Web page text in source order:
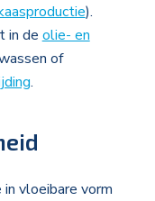
).
in de olie- en
of
.
vloeibare vorm